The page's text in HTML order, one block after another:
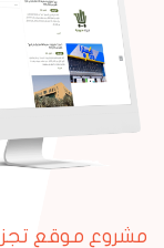
مشروع موقع